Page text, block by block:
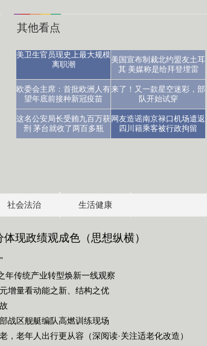
其他看点
美卫生官员现史上最大规模
离职潮
医生：让人沮丧
美国宣布制裁北约盟友土耳
其 美媒称是给拜登埋雷
欧委会主席：首批欧洲人有
望年底前接种新冠疫苗
来了！又一款星空迷彩，部
队开始试穿
这名公安局长受贿九百万获
刑 茅台就收了两百多瓶
网友造谣南京禄口机场遣返
四川籍乘客被行政拘留
社会法治 生活健康
体现政绩观成色（思想纵横）
年传统产业转型焕新一线观察
增量看动能之新、结构之优
战区舰艇编队高燃训练现场
，老年人出行更从容（深阅读·关注适老化改造）